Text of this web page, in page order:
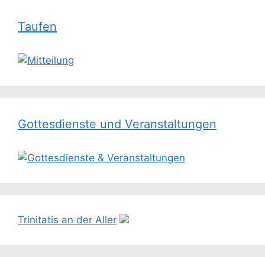
Taufen
Gottesdienste und Veranstaltungen
Trinitatis an der Aller